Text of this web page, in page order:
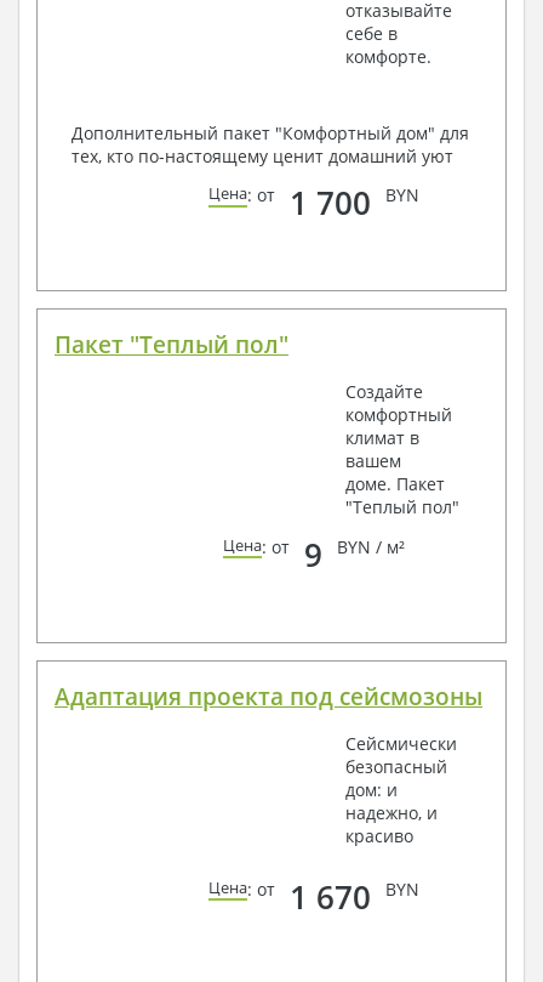
отказывайте
себе в
комфорте.
Дополнительный пакет "Комфортный дом" для
тех, кто по-настоящему ценит домашний уют
Цена: от 1 700 BYN
Пакет "Теплый пол"
Создайте
комфортный
климат в
вашем
доме. Пакет
"Теплый пол"
Цена: от 9 BYN / м²
Адаптация проекта под сейсмозоны
Сейсмически
безопасный
дом: и
надежно, и
красиво
Цена: от 1 670 BYN